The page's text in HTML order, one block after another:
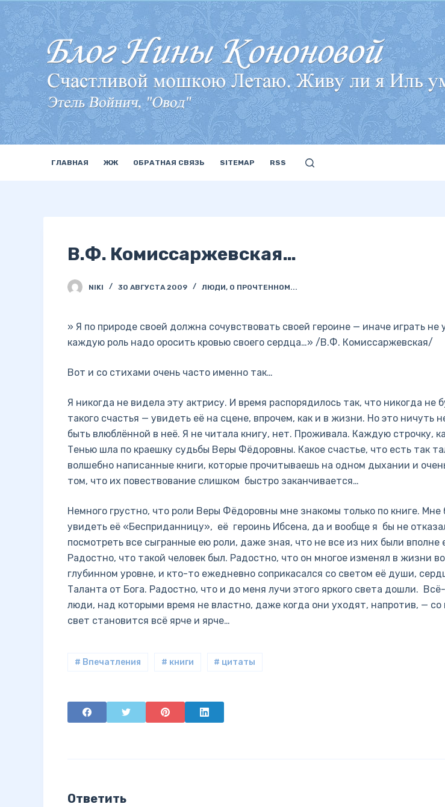
П
е
р
е
й
т
и
к
с
ГЛАВНАЯ ЖЖ ОБРАТНАЯ СВЯЗЬ SITEMAP RSS
В.Ф. Комиссаржевская…
NIKI 30 АВГУСТА 2009 ЛЮДИ, О ПРОЧТЕННОМ...
» Я по природе своей должна сочувствовать своей героине — иначе играть не
каждую роль надо оросить кровью своего сердца…» /В.Ф. Комиссаржевская/
Вот и со стихами очень часто именно так…
Я никогда не видела эту актрису. И время распорядилось так, что никогда не
такого счастья — увидеть её на сцене, впрочем, как и в жизни. Но это ничуть
быть влюблённой в неё. Я не читала книгу, нет. Проживала. Каждую строчку,
Тенью шла по краешку судьбы Веры Фёдоровны. Какое счастье, что есть так
волшебно написанные книги, которые прочитываешь на одном дыхании и
том, что их повествование слишком быстро заканчивается…
Немного грустно, что роли Веры Фёдоровны мне знакомы только по книге. Мне
увидеть её «Бесприданницу», её героинь Ибсена, да и вообще я бы не
посмотреть все сыгранные ею роли, даже зная, что не все из них были вполне
Радостно, что такой человек был. Радостно, что он многое изменял в жизни
глубинном уровне, и кто-то ежедневно соприкасался со светом её души,
Таланта от Бога. Радостно, что и до меня лучи этого яркого света дошли.
люди, над которыми время не властно, даже когда они уходят, напротив, — со
свет становится всё ярче и ярче…
# Впечатления # книги # цитаты
Ответить